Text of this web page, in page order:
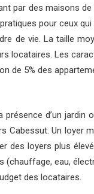
par des maisons
pour ceux
de vie. La taille
locataires. Les
de 5% des
d’un jardin
Un loyer
loyers plus
eau,
des locataires.